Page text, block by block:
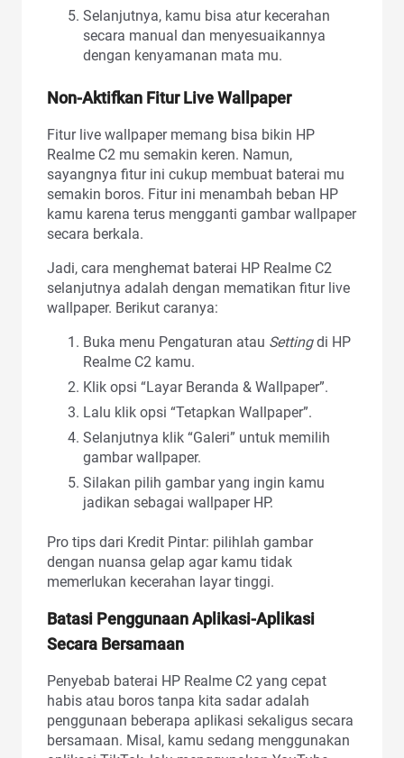
Selanjutnya, kamu bisa atur kecerahan
secara manual dan menyesuaikannya
dengan kenyamanan mata mu.
Non-Aktifkan Fitur Live Wallpaper
Fitur live wallpaper memang bisa bikin HP
Realme C2 mu semakin keren. Namun,
sayangnya fitur ini cukup membuat baterai mu
semakin boros. Fitur ini menambah beban HP
kamu karena terus mengganti gambar wallpaper
secara berkala.
Jadi, cara menghemat baterai HP Realme C2
selanjutnya adalah dengan mematikan fitur live
wallpaper. Berikut caranya:
Buka menu Pengaturan atau Settingdi HP
Realme C2 kamu.
Klik opsi “Layar Beranda & Wallpaper”.
Lalu klik opsi “Tetapkan Wallpaper”.
Selanjutnya klik “Galeri” untuk memilih
gambar wallpaper.
Silakan pilih gambar yang ingin kamu
jadikan sebagai wallpaper HP.
Pro tips dari Kredit Pintar: pilihlah gambar
dengan nuansa gelap agar kamu tidak
memerlukan kecerahan layar tinggi.
Batasi Penggunaan Aplikasi-Aplikasi
Secara Bersamaan
Penyebab baterai HP Realme C2 yang cepat
habis atau boros tanpa kita sadar adalah
penggunaan beberapa aplikasi sekaligus secara
bersamaan. Misal, kamu sedang menggunakan